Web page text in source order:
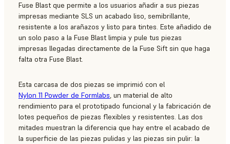
Fuse Blast que permite a los usuarios añadir a sus piezas
impresas mediante SLS un acabado liso, semibrillante,
resistente a los arañazos y listo para tintes. Este añadido de
un solo paso a la Fuse Blast limpia y pule tus piezas
impresas llegadas directamente de la Fuse Sift sin que haga
falta otra Fuse Blast.
Esta carcasa de dos piezas se imprimió con el
Nylon 11 Powder de Formlabs, un material de alto
rendimiento para el prototipado funcional y la fabricación de
lotes pequeños de piezas flexibles y resistentes. Las dos
mitades muestran la diferencia que hay entre el acabado de
la superficie de las piezas pulidas y las piezas sin pulir: la